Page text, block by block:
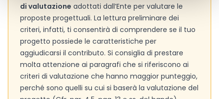
di valutazione adottati dall’Ente per valutare le
proposte progettuali. La lettura preliminare dei
criteri, infatti, ti consentirà di comprendere se il tuo
progetto possiede le caratteristiche per
aggiudicarsi il contributo. Si consiglia di prestare
molta attenzione ai paragrafi che si riferiscono ai
criteri di valutazione che hanno maggior punteggio,
perché sono quelli su cui si baserà la valutazione del